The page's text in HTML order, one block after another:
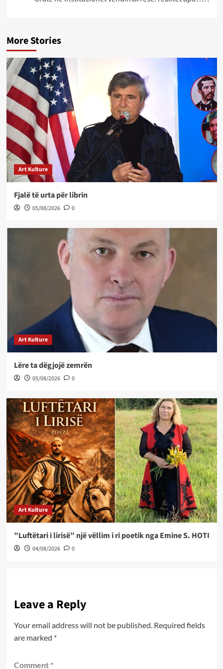
More Stories
Art Kulture
Fjalë të urta për librin
05/08/2026 0
Art Kulture
Lëre ta dëgjojë zemrën
05/08/2026 0
Art Kulture
”Luftëtari i lirisë” një vëllim i ri poetik nga Emine S. HOTI
04/08/2026 0
Leave a Reply
Your email address will not be published. Required fields
are marked *
Comment *